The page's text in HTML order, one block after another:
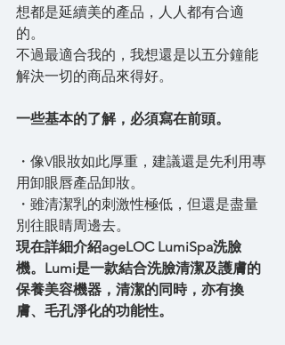
想都是延續美的產品，人人都有合適
的。
不過最適合我的，我想還是以五分鐘能
解決一切的商品來得好。
一些基本的了解，必須寫在前頭。
・像V眼妝如此厚重，建議還是先利用專
用卸眼唇產品卸妝。
・雖清潔乳的刺激性極低，但還是盡量
別往眼睛周邊去。
現在詳細介紹ageLOC LumiSpa洗臉
機。Lumi是一款結合洗臉清潔及護膚的
保養美容機器，清潔的同時，亦有換
膚、毛孔淨化的功能性。